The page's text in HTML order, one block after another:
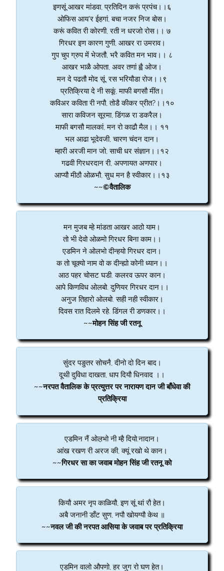
इणसूं आखर मांडवा, प्रतिदिन करूं प्रपंच।।६
ओफिस आय’र ईहगां, बचा नजर निज बोस।
करूं कवित री कोरणी, रती न धरजो रोस।। ७
गिरधर इण कारण गुणी, आखर रा उमराव।
गुप चुप ग्रुप में भेजतौ, भरै कवित मन भाव।। ८
आखर भाळै ओपता, अवर तणां ह्वै ओज।
मन दे पढतौ मोद सूं, रस भरियौडा रोज।।९
प्रतिक्रिया दे नी सकूं, माफी बगसौ मींत।
कविअर कविता री नपौ, तोडै कीकर प्रीत?।।१०
सारा कविजन सूरमा, डिंगळ रा डकरैल।
माफी बगसौ मालकां, मन रो काढौ मैल।। ११
भल आढा भूदेवजी, चारण चंदन दान।
म्हारी अरजी मान जो, साची धर संज्ञान।।१२
गढवी गिरधरदान री, अपणायत अणपार।
आप्यौ मीठौ ओळभौ, सुध मन है स्वीकार।।१३
~~©वैतालिक
मन मुजब म्हे मांडता आखर आठो याम।
तो भी देवो ओळमो गिरधर बिना काम।।
एडमिन ने ओलभो दीन्हयो गिरधर दान।
क तो चूक्यो नाम वो क दीन्ह्यो कोनी ध्यान।।
आठ पहर चोसट घडी. कलरव ऊपर कान।
आपे किणविध ओलबो. दुणियर गिरधर दान।।
अनुज तिहारो ओलबो. सही नही स्वीकार।
दिवस रात दिलमे रहे. डिंगल री डणकार।।
~~मोहन सिंह जी रतनू
सुंदर पङुतर सोचनै, दीनो दो दिन बाद।
दूथी दुविधा दाखता, धाप दियौ धिनवाद ।।
~~नरपत वैतालिक के प्रत्युत्तर पर नारायण दान जी बाँधेवा की
प्रतिक्रिया
एडमिन नैं ओल़भो नी म्है दियो.नादान।
आंख रखण री अरज की, क्यूं रखो थे कान।
~~गिरधर सा का जवाब मोहन सिंह जी रतनू को
कियौ अमर नृप काळियौ, इण सूं थां रौ हेत।
अबै जनानी डाँट सुण, नपौ खोयग्यौ केथ ॥
~~नवल जी की नरपत आसिया के जवाब पर प्रतिक्रिया
एडमिन वालो औपणो, हर जुग रो घण हेत।